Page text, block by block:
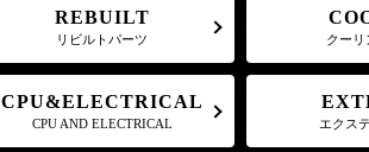
REBUILT
リビルトパーツ クーリ
CPU&ELECTRICAL
CPU AND ELECTRICAL エクス